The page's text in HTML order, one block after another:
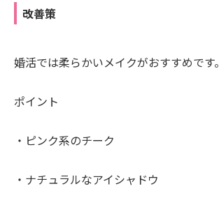
改善策
婚活では柔らかいメイクがおすすめです。
ポイント
・ピンク系のチーク
・ナチュラルなアイシャドウ